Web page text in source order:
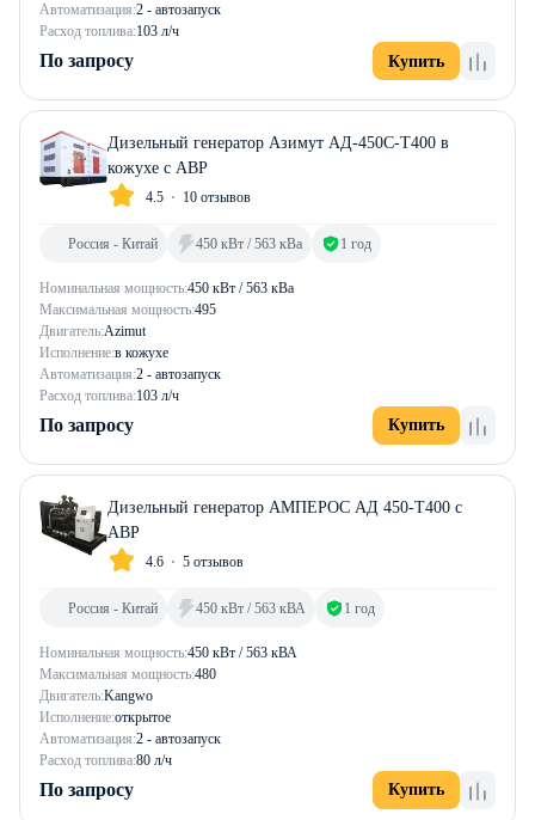
Автоматизация:2 - автозапуск
Расход топлива:103 л/ч
По запросу Купить
Дизельный генератор Азимут АД-450С-Т400 в
кожухе с АВР
4.5 10 отзывов
Номинальная мощность:450 кВт / 563 кВа
Максимальная мощность:495
Двигатель:Azimut
Исполнение:в кожухе
Автоматизация:2 - автозапуск
Расход топлива:103 л/ч
Россия - Китай 450 кВт / 563 кВа 1 год
По запросу Купить
Дизельный генератор АМПЕРОС АД 450-Т400 с
АВР
4.6 5 отзывов
Номинальная мощность:450 кВт / 563 кВА
Максимальная мощность:480
Двигатель:Kangwo
Исполнение:открытое
Автоматизация:2 - автозапуск
Расход топлива:80 л/ч
Россия - Китай 450 кВт / 563 кВА 1 год
По запросу Купить